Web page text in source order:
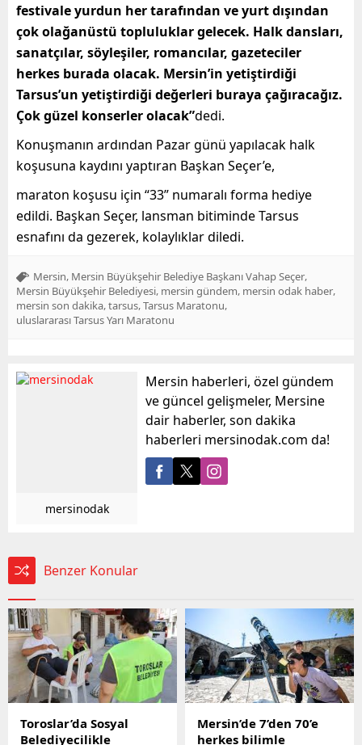
festivale yurdun her tarafından ve yurt dışından
çok olağanüstü topluluklar gelecek. Halk dansları,
sanatçılar, söyleşiler, romancılar, gazeteciler
herkes burada olacak. Mersin’in yetiştirdiği
Tarsus’un yetiştirdiği değerleri buraya çağıracağız.
Çok güzel konserler olacak”dedi.
Konuşmanın ardından Pazar günü yapılacak halk
koşusuna kaydını yaptıran Başkan Seçer’e,
maraton koşusu için “33” numaralı forma hediye
edildi. Başkan Seçer, lansman bitiminde Tarsus
esnafını da gezerek, kolaylıklar diledi.
Mersin Mersin Büyükşehir Belediye Başkanı Vahap Seçer
Mersin Büyükşehir Belediyesi mersin gündem mersin odak haber
mersin son dakika tarsus Tarsus Maratonu
uluslararası Tarsus Yarı Maratonu
mersinodak
Mersin haberleri, özel gündem
ve güncel gelişmeler, Mersine
dair haberler, son dakika
haberleri mersinodak.com da!
Benzer Konular
Toroslar’da Sosyal
Belediyecilikle
Mersin’de 7’den 70’e
herkes bilimle